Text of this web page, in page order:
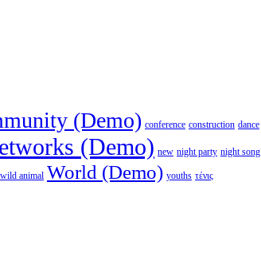
(Demo) conference construction dance
(Demo) new night party night song
wild animal World (Demo) youths τένις